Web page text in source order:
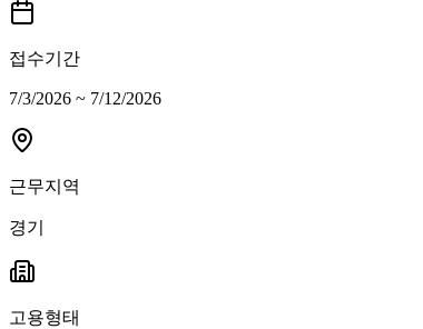
접수기간
7/3/2026 ~ 7/12/2026
근무지역
경기
고용형태